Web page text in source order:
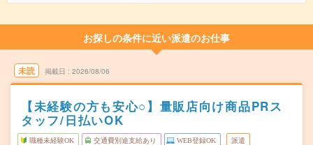
お探しの条件に近い派遣のお仕事
未読 掲載日 2026/08/06
【未経験の方も安心○】量販店向け商品PRス
タッフ/日払いOK
職種未経験OK 交通費別途支給あり WEB登録OK 派遣